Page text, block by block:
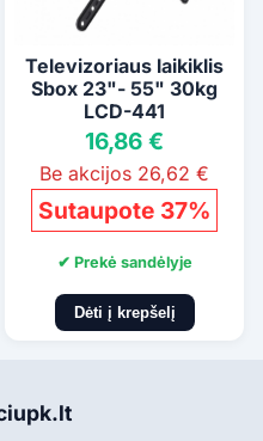
Televizoriaus laikiklis
Sbox 23"- 55" 30kg
LCD-441
16,86 €
Be akcijos 26,62 €
Sutaupote 37%
✔ Prekė sandėlyje
Dėti į krepšelį